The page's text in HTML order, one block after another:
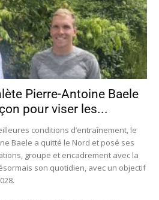
Pierre-Antoine Baele
pour viser les...
conditions d’entraînement, le
Baele a quitté le Nord et posé ses
groupe et encadrement avec la
son quotidien, avec un objectif